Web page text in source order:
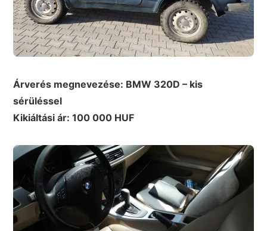
Árverés megnevezése: BMW 320D – kis
sérüléssel
Kikiáltási ár: 100 000 HUF